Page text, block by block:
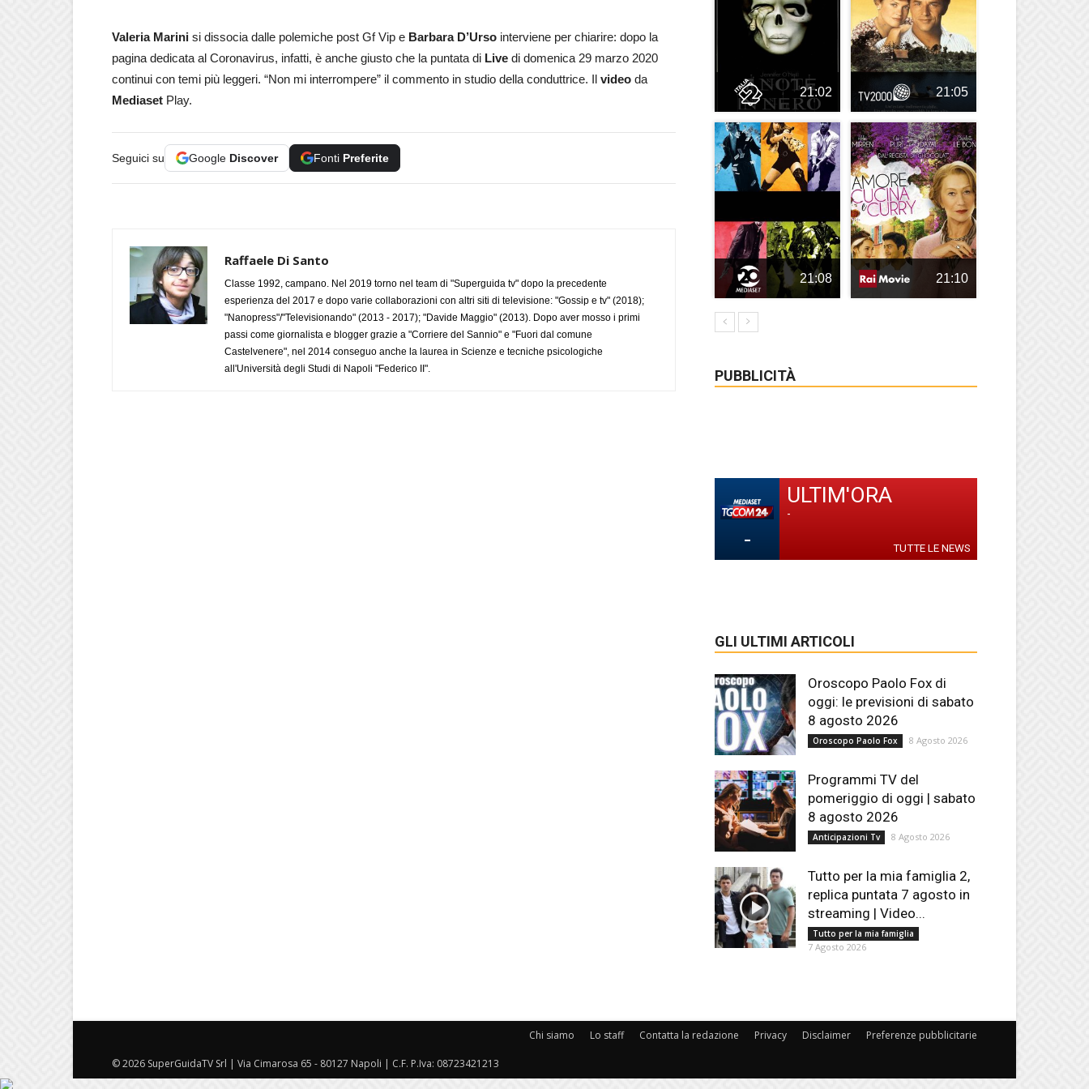
Valeria Marini si dissocia dalle polemiche post Gf Vip e Barbara D’Urso interviene per chiarire: dopo la
pagina dedicata al Coronavirus, infatti, è anche giusto che la puntata di Live di domenica 29 marzo 2020
continui con temi più leggeri. “Non mi interrompere” il commento in studio della conduttrice. Il video da
Mediaset Play.
Seguici su Google Discover Fonti Preferite
Raffaele Di Santo
Classe 1992, campano. Nel 2019 torno nel team di "Superguida tv" dopo la precedente
esperienza del 2017 e dopo varie collaborazioni con altri siti di televisione: "Gossip e tv" (2018);
"Nanopress"/"Televisionando" (2013 - 2017); "Davide Maggio" (2013). Dopo aver mosso i primi
passi come giornalista e blogger grazie a "Corriere del Sannio" e "Fuori dal comune
Castelvenere", nel 2014 conseguo anche la laurea in Scienze e tecniche psicologiche
all'Università degli Studi di Napoli "Federico II".
21:02 21:05
21:08 21:10
PUBBLICITÀ
-
ULTIM'ORA
-
TUTTE LE NEWS
GLI ULTIMI ARTICOLI
Oroscopo Paolo Fox di
oggi: le previsioni di sabato
8 agosto 2026
Oroscopo Paolo Fox 8 Agosto 2026
Programmi TV del
pomeriggio di oggi | sabato
8 agosto 2026
Anticipazioni Tv 8 Agosto 2026
Tutto per la mia famiglia 2,
replica puntata 7 agosto in
streaming | Video...
Tutto per la mia famiglia
7 Agosto 2026
Chi siamo Lo staff Contatta la redazione Privacy Disclaimer Preferenze pubblicitarie
© 2026 SuperGuidaTV Srl | Via Cimarosa 65 - 80127 Napoli | C.F. P.Iva: 08723421213